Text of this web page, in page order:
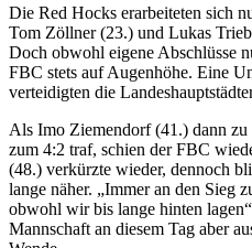
Die Red Hocks erarbeiteten sich
Tom Zöllner (23.) und Lukas
Doch obwohl eigene Abschlüsse
FBC stets auf Augenhöhe. Eine
verteidigten die
Als Imo Ziemendorf (41.) dann zu
zum 4:2 traf, schien der FBC
(48.) verkürzte wieder, dennoch
lange näher. „Immer an den Sieg
obwohl wir bis lange hinten
Mannschaft an diesem Tag aber